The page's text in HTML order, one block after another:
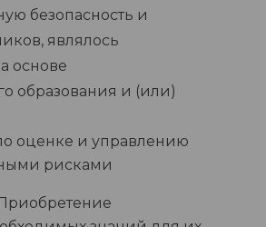
безопасность и
являлось
основе
образования и (или)
оценке и управлению
рисками